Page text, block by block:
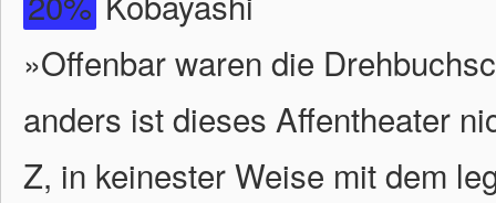
»Offenbar waren die
anders ist dieses Affentheater
Z, in keinester Weise mit dem